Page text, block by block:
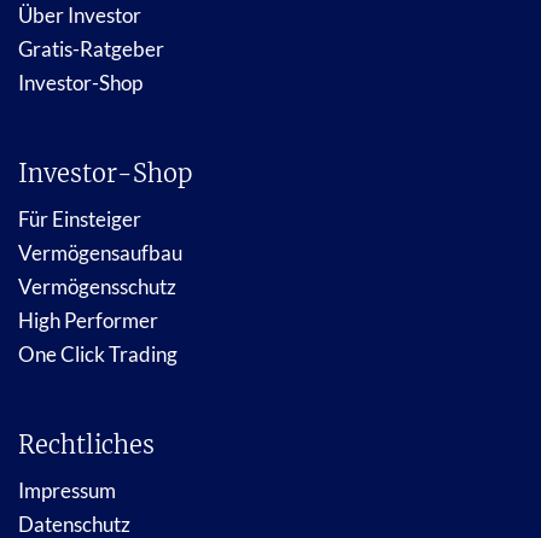
Über Investor
Gratis-Ratgeber
Investor-Shop
Investor-Shop
Für Einsteiger
Vermögensaufbau
Vermögensschutz
High Performer
One Click Trading
Rechtliches
Impressum
Datenschutz